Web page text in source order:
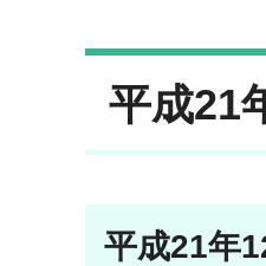
平成21
平成21年